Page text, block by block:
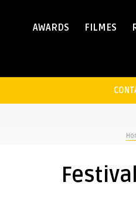
AWARDS FILMES